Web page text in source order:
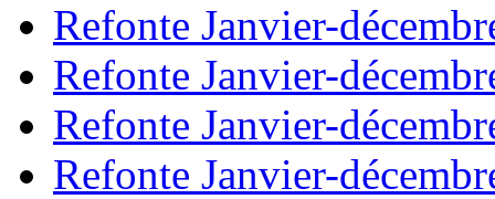
Refonte Janvier-
Refonte Janvier-
Refonte Janvier-
Refonte Janvier-